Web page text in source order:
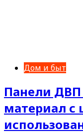
Дом и быт
Панели ДВП
материал с